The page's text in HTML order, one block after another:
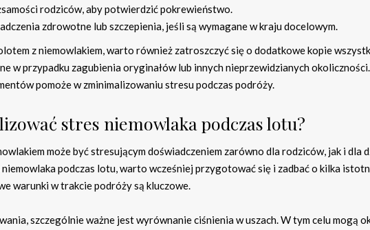
rodziców, aby potwierdzić pokrewieństwo.
zdrowotne lub szczepienia, jeśli są wymagane w kraju docelowym.
z niemowlakiem, warto również zatroszczyć się o dodatkowe kopie
w przypadku zagubienia oryginałów lub innych nieprzewidzianych
pomoże w zminimalizowaniu stresu podczas podróży.
stres niemowlaka podczas lotu?
może być stresującym doświadczeniem zarówno dla rodziców, jak i dla
podczas lotu, warto wcześniej przygotować się i zadbać o kilka
warunki w trakcie podróży są kluczowe.
szczególnie ważne jest wyrównanie ciśnienia w uszach. W tym celu mogą